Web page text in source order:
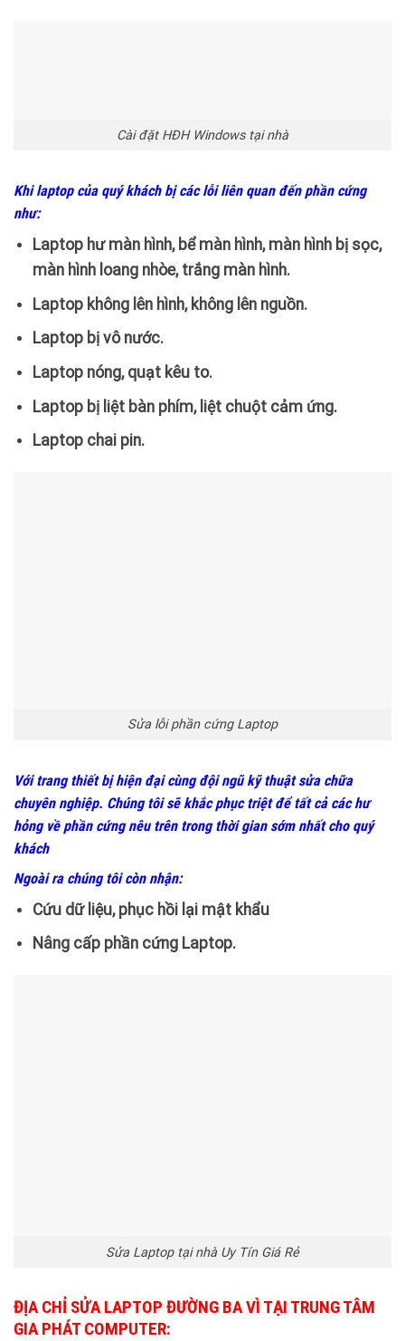
Cài đặt HĐH Windows tại nhà
Khi laptop của quý khách bị các lỗi liên quan đến phần cứng
như:
Laptop hư màn hình, bể màn hình, màn hình bị sọc,
màn hình loang nhòe, trắng màn hình.
Laptop không lên hình, không lên nguồn.
Laptop bị vô nước.
Laptop nóng, quạt kêu to.
Laptop bị liệt bàn phím, liệt chuột cảm ứng.
Laptop chai pin.
Sửa lỗi phần cứng Laptop
Với trang thiết bị hiện đại cùng đội ngũ kỹ thuật sửa chữa
chuyên nghiệp. Chúng tôi sẽ khắc phục triệt để tất cả các hư
hỏng về phần cứng nêu trên trong thời gian sớm nhất cho quý
khách
Ngoài ra chúng tôi còn nhận:
Cứu dữ liệu, phục hồi lại mật khẩu
Nâng cấp phần cứng Laptop.
Sửa Laptop tại nhà Uy Tín Giá Rẻ
ĐỊA CHỈ SỬA LAPTOP ĐƯỜNG BA VÌ TẠI TRUNG TÂM
GIA PHÁT COMPUTER: